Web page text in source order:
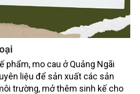
phẩm, mo cau ở Quảng Ngãi
liệu để sản xuất các sản
trường, mở thêm sinh kế cho